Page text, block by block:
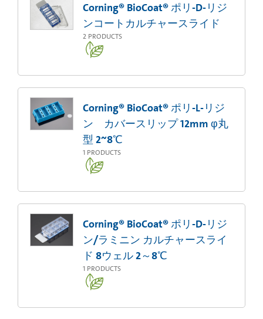
Corning® BioCoat® ポリ-D-リジ
ンコートカルチャースライド
2 PRODUCTS
Corning® BioCoat® ポリ-L-リジ
ン カバースリップ 12mm φ丸
型 2~8℃
1 PRODUCTS
Corning® BioCoat® ポリ-D-リジ
ン/ラミニン カルチャースライ
ド 8ウェル 2～8℃
1 PRODUCTS